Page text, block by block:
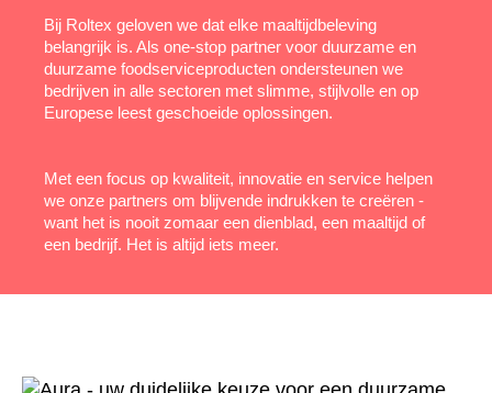
Bij Roltex geloven we dat elke maaltijdbeleving
belangrijk is. Als one-stop partner voor duurzame en
duurzame foodserviceproducten ondersteunen we
bedrijven in alle sectoren met slimme, stijlvolle en op
Europese leest geschoeide oplossingen.
Met een focus op kwaliteit, innovatie en service helpen
we onze partners om blijvende indrukken te creëren -
want het is nooit zomaar een dienblad, een maaltijd of
een bedrijf. Het is altijd iets meer.